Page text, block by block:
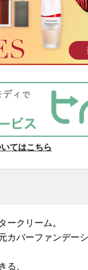
てはこちら
ークリーム。
カバーファンデー
る、